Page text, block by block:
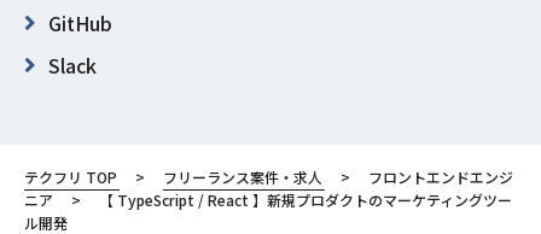
GitHub
Slack
テクフリ TOP フリーランス案件・求人
フロントエンドエンジ
ニア
【 TypeScript / React 】新規プロダクトのマーケティングツー
ル開発